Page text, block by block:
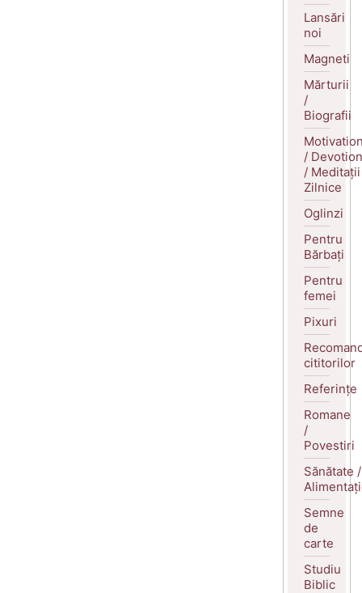
Lansări
noi
Magneti
Mărturii
/
Biografii
/
/ Meditații
Zilnice
Oglinzi
Pentru
Bărbați
Pentru
femei
Pixuri
cititorilor
Referințe
Romane
/
Povestiri
Sănătate /
Semne
de
carte
Studiu
Biblic